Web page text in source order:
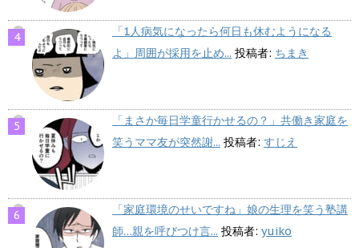
「1人病気になったら何日も休むようになる
よ」周囲が採用を止め... 投稿者: ちまき
「まさか毎日学童行かせるの？」共働き家庭を
笑うママ友が突然謝... 投稿者: すじえ
「家庭環境のせいですね」娘の生理を笑う塾講
師…親を呼びつけ言... 投稿者: yuiko